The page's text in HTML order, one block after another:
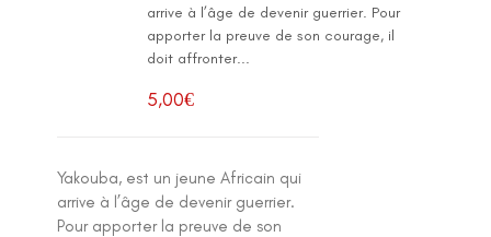
arrive à l’âge de devenir guerrier. Pour
apporter la preuve de son courage, il
doit affronter...
5,00€
Yakouba, est un jeune Africain qui
arrive à l’âge de devenir guerrier.
Pour apporter la preuve de son